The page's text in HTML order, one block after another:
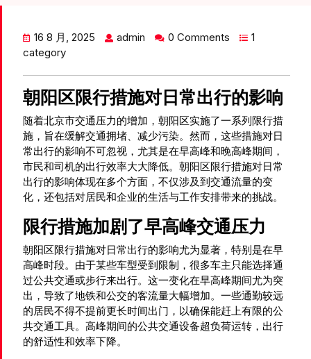
16 8 月, 2025 admin 0 Comments
1
category
朝阳区限行措施对日常出行的影响
随着北京市交通压力的增加，朝阳区实施了一系列限行措
施，旨在缓解交通拥堵、减少污染。然而，这些措施对日
常出行的影响不可忽视，尤其是在早高峰和晚高峰期间，
市民和司机的出行效率大大降低。朝阳区限行措施对日常
出行的影响体现在多个方面，不仅涉及到交通流量的变
化，还包括对居民和企业的生活与工作安排带来的挑战。
限行措施加剧了早高峰交通压力
朝阳区限行措施对日常出行的影响尤为显著，特别是在早
高峰时段。由于某些车型受到限制，很多车主只能选择通
过公共交通或步行来出行。这一变化在早高峰期间尤为突
出，导致了地铁和公交的客流量大幅增加。一些通勤较远
的居民不得不提前更长时间出门，以确保能赶上有限的公
共交通工具。高峰期间的公共交通设备超负荷运转，出行
的舒适性和效率下降。